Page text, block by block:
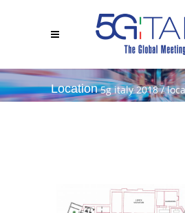
Location 5g italy 2018/